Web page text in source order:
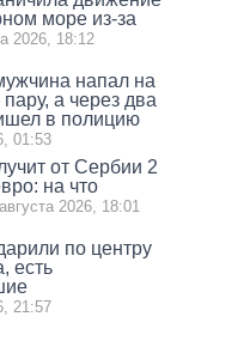
море из-за
2026, 18:12
напал на
а через два
в полицию
01:53
от Сербии 2
на что
2026, 18:01
по центру
есть
21:57